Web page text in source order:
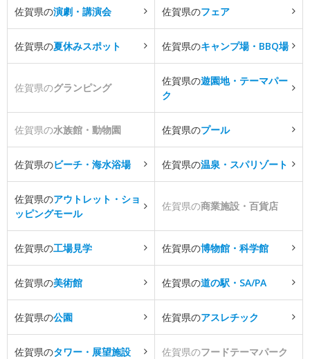
佐賀県の演劇・講演会 佐賀県のフェア
佐賀県の夏休みスポット 佐賀県のキャンプ場・BBQ場
佐賀県のグランピング
佐賀県の遊園地・テーマパー
ク
佐賀県の水族館・動物園 佐賀県のプール
佐賀県のビーチ・海水浴場 佐賀県の温泉・スパリゾート
佐賀県のアウトレット・ショ
ッピングモール
佐賀県の商業施設・百貨店
佐賀県の工場見学 佐賀県の博物館・科学館
佐賀県の美術館 佐賀県の道の駅・SA/PA
佐賀県の公園 佐賀県のアスレチック
佐賀県のタワー・展望施設 佐賀県のフードテーマパーク